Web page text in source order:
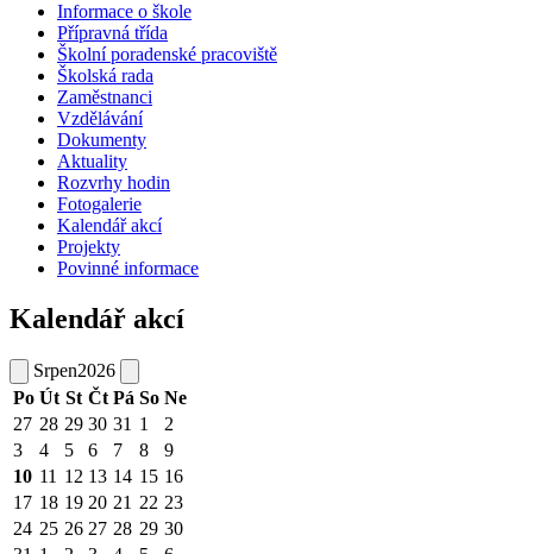
Informace o škole
Přípravná třída
Školní poradenské pracoviště
Školská rada
Zaměstnanci
Vzdělávání
Dokumenty
Aktuality
Rozvrhy hodin
Fotogalerie
Kalendář akcí
Projekty
Povinné informace
Kalendář akcí
Srpen2026
Po Út St Čt Pá So Ne
27 28 29 30 31 1
2
3
4 5 6 7 8
9
10 11 12 13 14 15 16
17 18 19 20 21 22 23
24 25 26 27 28 29 30